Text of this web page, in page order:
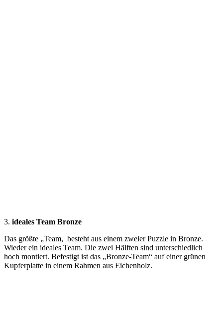
3. ideales Team Bronze
Das größte „Team, besteht aus einem zweier Puzzle in Bronze.
Wieder ein ideales Team. Die zwei Hälften sind unterschiedlich
hoch montiert. Befestigt ist das „Bronze-Team“ auf einer grünen
Kupferplatte in einem Rahmen aus Eichenholz.